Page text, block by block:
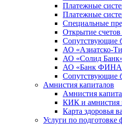
Платежные
Платежные
Специальные
Открытие
Сопутствующие
АО «Азиатско-
АО «Солид
АО «Банк
Сопутствующие
Амнистия капиталов
Амнистия
КИК и амнистия
Карта здоровья
Услуги по